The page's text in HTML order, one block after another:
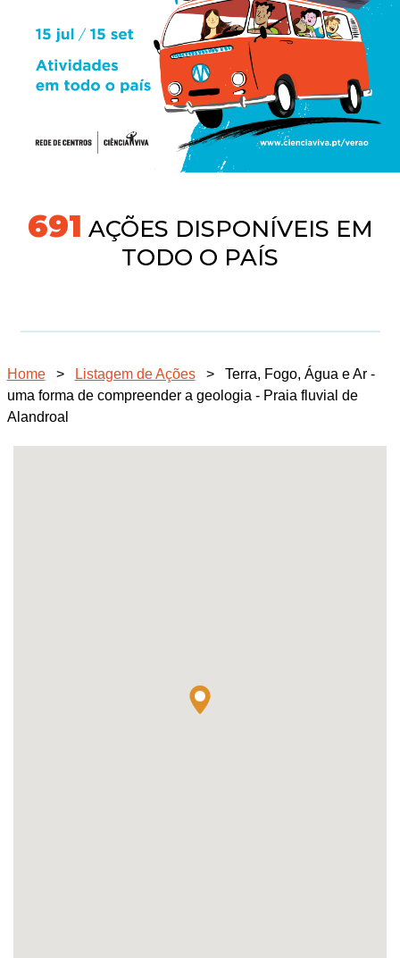
718 AÇÕES DISPONÍVEIS EM
TODO O PAÍS
Home > Listagem de Ações >
Terra, Fogo, Água e Ar -
uma forma de compreender a geologia - Praia fluvial de
Alandroal